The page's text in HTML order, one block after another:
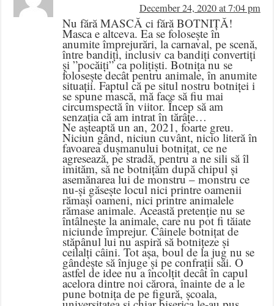
December 24, 2020 at 7:04 pm
Nu fără MASCĂ ci fără BOTNIȚĂ!
Masca e altceva. Ea se folosește în
anumite împrejurări, la carnaval, pe scenă,
între bandiți, inclusiv ca bandiți convertiți
și ”pocăiți” ca polițiști. Botnița nu se
folosește decât pentru animale, în anumite
situații. Faptul că pe situl nostru botniței i
se spune mască, mă face să fiu mai
circumspectă în viitor. Încep să am
senzația că am intrat în tărâțe…
Ne așteaptă un an, 2021, foarte greu.
Niciun gând, niciun cuvânt, nicio literă în
favoarea dușmanului botnițat, ce ne
agresează, pe stradă, pentru a ne sili să îl
imităm, să ne botnițăm după chipul și
asemănarea lui de monstru – monstru ce
nu-și găsește locul nici printre oamenii
rămași oameni, nici printre animalele
rămase animale. Această pretenție nu se
întâlnește la animale, care nu pot fi tăiate
niciunde împrejur. Câinele botnițat de
stăpânul lui nu aspiră să botnițeze și
ceilalți câini. Tot așa, boul de la jug nu se
gândește să înjuge și pe confrații săi. O
astfel de idee nu a încolțit decât în capul
acelora dintre noi cărora, înainte de a le
pune botnița de pe figură, școala,